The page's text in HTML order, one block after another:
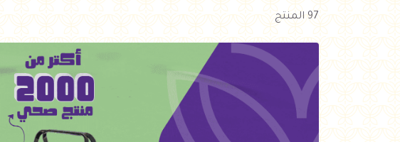
ألبان
بارات طاقة
دواجن
العروض Offers
جزارة
النظام
97 المنتج